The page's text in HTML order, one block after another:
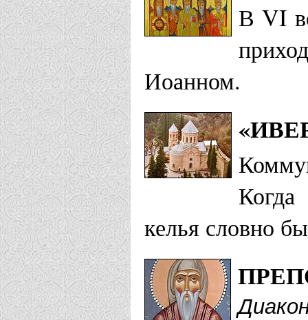
В VI
Иоанном.
келья словно